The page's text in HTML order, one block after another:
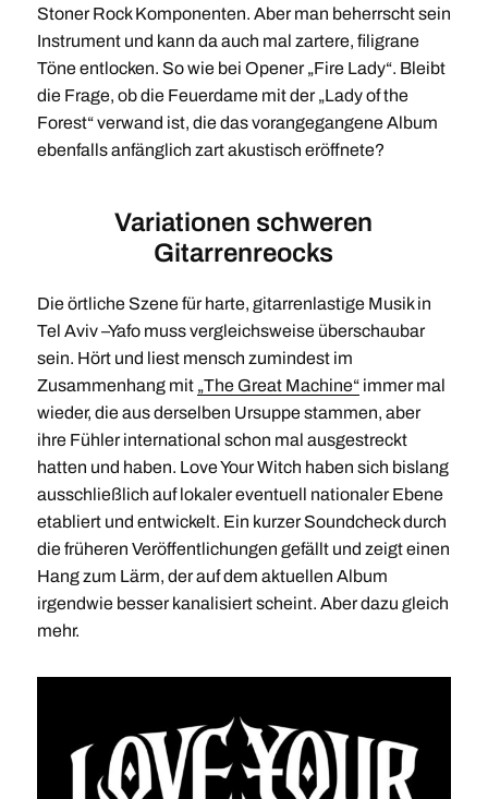
Stoner Rock Komponenten. Aber man beherrscht sein
Instrument und kann da auch mal zartere, filigrane
Töne entlocken. So wie bei Opener „Fire Lady“. Bleibt
die Frage, ob die Feuerdame mit der „Lady of the
Forest“ verwand ist, die das vorangegangene Album
ebenfalls anfänglich zart akustisch eröffnete?
Variationen schweren
Gitarrenreocks
Die örtliche Szene für harte, gitarrenlastige Musik in
Tel Aviv –Yafo muss vergleichsweise überschaubar
sein. Hört und liest mensch zumindest im
Zusammenhang mit „The Great Machine“immer mal
wieder, die aus derselben Ursuppe stammen, aber
ihre Fühler international schon mal ausgestreckt
hatten und haben. Love Your Witch haben sich bislang
ausschließlich auf lokaler eventuell nationaler Ebene
etabliert und entwickelt. Ein kurzer Soundcheck durch
die früheren Veröffentlichungen gefällt und zeigt einen
Hang zum Lärm, der auf dem aktuellen Album
irgendwie besser kanalisiert scheint. Aber dazu gleich
mehr.